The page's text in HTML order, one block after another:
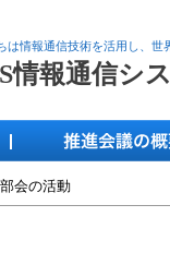
情報通信シ
は情報通信技術を活用し、世
会の活動